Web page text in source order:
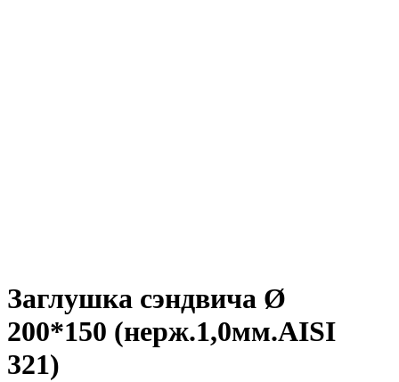
Заглушка сэндвича Ø
200*150 (нерж.1,0мм.AISI
321)